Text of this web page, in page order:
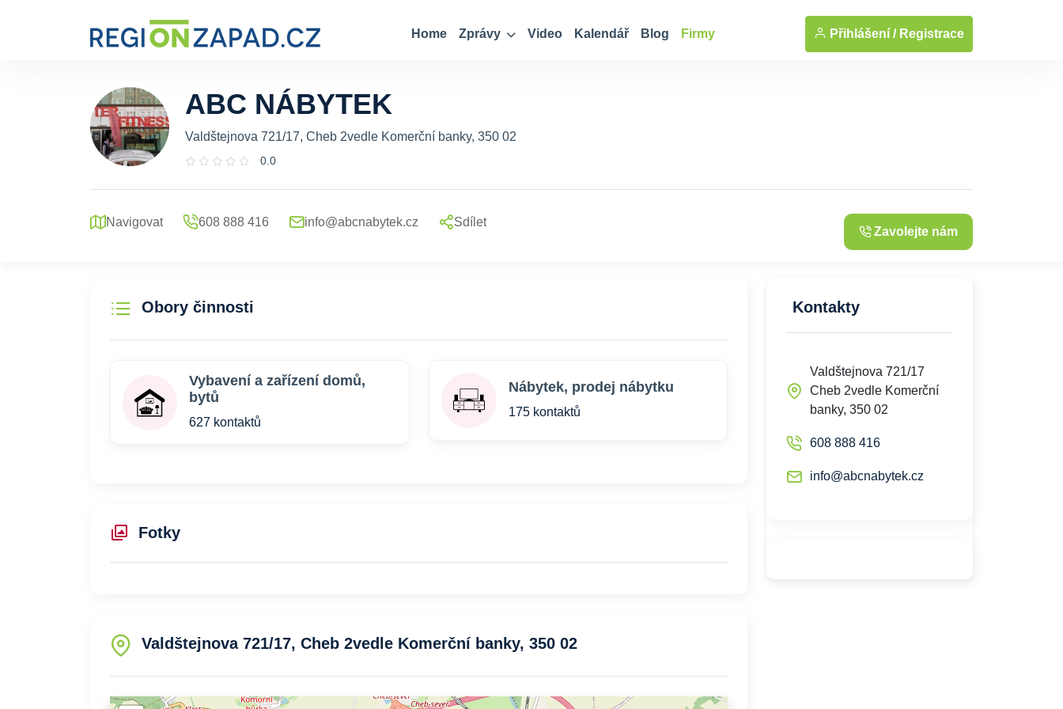
Home Zprávy Video Kalendář Blog Firmy Přihlášení / Registrace
... Zobrazit fotografie
ABC NÁBYTEK
Valdštejnova 721/17, Cheb 2vedle Komerční banky, 350 02
0.0
Navigovat 608 888 416 info@abcnabytek.cz Sdílet
Zavolejte nám
Obory činnosti
Vybavení a zařízení domů,
bytů
627 kontaktů
Nábytek, prodej nábytku
175 kontaktů
Fotky
Valdštejnova 721/17, Cheb 2vedle Komerční banky, 350 02
Kontakty
Valdštejnova 721/17
Cheb 2vedle Komerční
banky, 350 02
608 888 416
info@abcnabytek.cz